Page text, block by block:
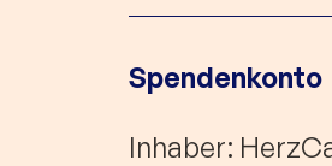
Spendenkonto
Inhaber: